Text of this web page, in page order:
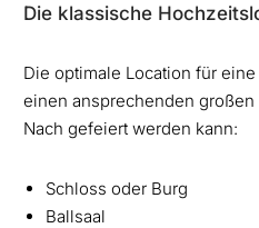
Die klassische
Die optimale Location für
einen ansprechenden
Nach gefeiert werden kann:
Schloss oder Burg
Ballsaal